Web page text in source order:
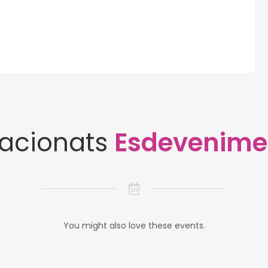
You might also love these events.